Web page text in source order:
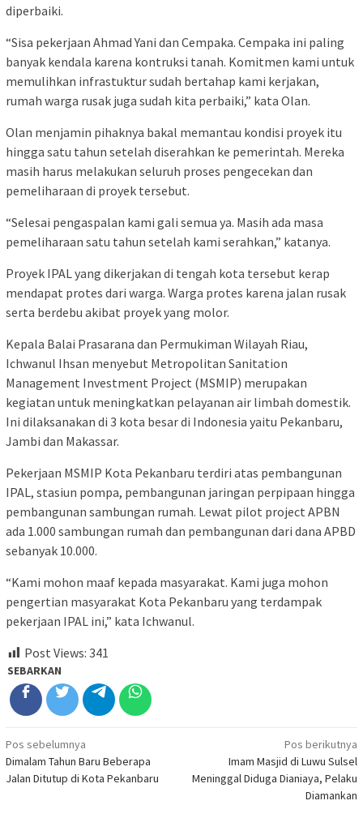
diperbaiki.
“Sisa pekerjaan Ahmad Yani dan Cempaka. Cempaka ini paling
banyak kendala karena kontruksi tanah. Komitmen kami untuk
memulihkan infrastuktur sudah bertahap kami kerjakan,
rumah warga rusak juga sudah kita perbaiki,” kata Olan.
Olan menjamin pihaknya bakal memantau kondisi proyek itu
hingga satu tahun setelah diserahkan ke pemerintah. Mereka
masih harus melakukan seluruh proses pengecekan dan
pemeliharaan di proyek tersebut.
“Selesai pengaspalan kami gali semua ya. Masih ada masa
pemeliharaan satu tahun setelah kami serahkan,” katanya.
Proyek IPAL yang dikerjakan di tengah kota tersebut kerap
mendapat protes dari warga. Warga protes karena jalan rusak
serta berdebu akibat proyek yang molor.
Kepala Balai Prasarana dan Permukiman Wilayah Riau,
Ichwanul Ihsan menyebut Metropolitan Sanitation
Management Investment Project (MSMIP) merupakan
kegiatan untuk meningkatkan pelayanan air limbah domestik.
Ini dilaksanakan di 3 kota besar di Indonesia yaitu Pekanbaru,
Jambi dan Makassar.
Pekerjaan MSMIP Kota Pekanbaru terdiri atas pembangunan
IPAL, stasiun pompa, pembangunan jaringan perpipaan hingga
pembangunan sambungan rumah. Lewat pilot project APBN
ada 1.000 sambungan rumah dan pembangunan dari dana APBD
sebanyak 10.000.
“Kami mohon maaf kepada masyarakat. Kami juga mohon
pengertian masyarakat Kota Pekanbaru yang terdampak
pekerjaan IPAL ini,” kata Ichwanul.
Post Views: 341
SEBARKAN
Navigasi
pos
Pos sebelumnya
Dimalam Tahun Baru Beberapa
Jalan Ditutup di Kota Pekanbaru
Pos berikutnya
Imam Masjid di Luwu Sulsel
Meninggal Diduga Dianiaya, Pelaku
Diamankan